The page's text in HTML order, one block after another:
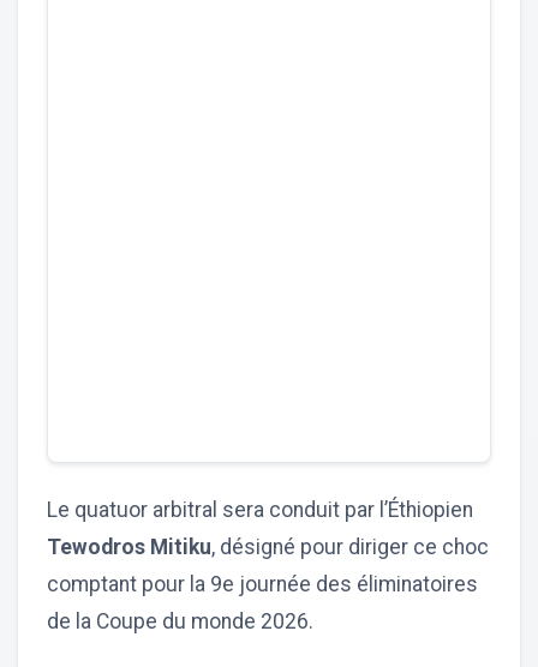
Le quatuor arbitral sera conduit par l’Éthiopien
Tewodros Mitiku, désigné pour diriger ce choc
comptant pour la 9e journée des éliminatoires
de la Coupe du monde 2026.